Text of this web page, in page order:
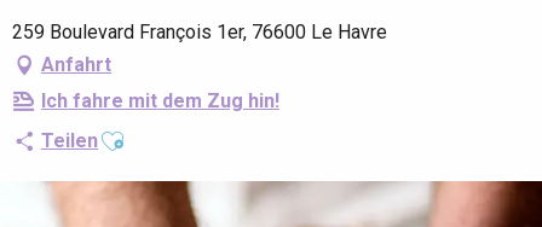
259 Boulevard François 1er, 76600 Le Havre
Anfahrt
Ich fahre mit dem Zug hin!
TeilenAjouter aux favoris